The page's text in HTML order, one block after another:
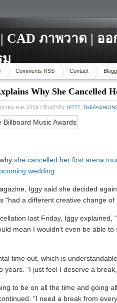
CAD ภาพวาด | อ
ม
Comments RSS Contact
Why She Cancelled
ายน พ.ศ. 2558 / ป้ายกำกับ: IFTTT,
she cancelled her first arena
wedding
Iggy said she decided
“had a different creative change of
last Friday, Iggy explained,
mean I wouldn’t even be able
time out, which is
“I just feel I deserve a
to be on all the time and going
“I need a break from